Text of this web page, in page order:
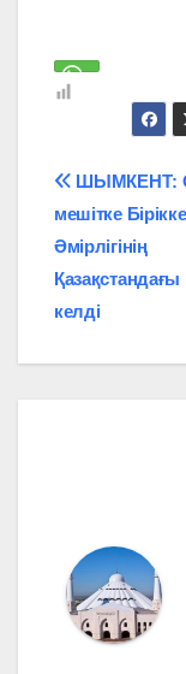
по
ШЫМКЕНТ:
мешітке
Әмірлігінің
Қазақстандағы
келді